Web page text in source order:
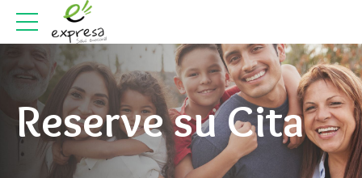
Reserve su Cita